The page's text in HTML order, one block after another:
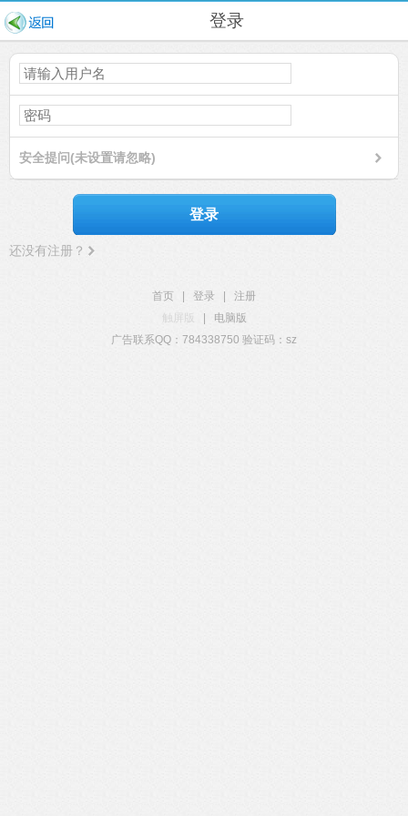
登录
安全提问(未设置请忽略)
登录
还没有注册？
首页 登录
注册
触屏版
电脑版
广告联系QQ：784338750 验证码：sz